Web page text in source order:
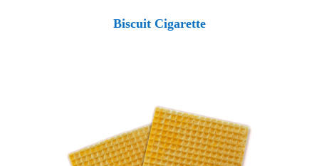
Biscuit Cigarette